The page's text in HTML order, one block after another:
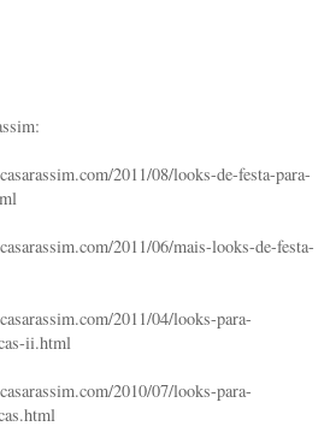
2011/08/looks-de-festa-para-
2011/06/mais-looks-de-festa-
2011/04/looks-para-
ii.html
2010/07/looks-para-